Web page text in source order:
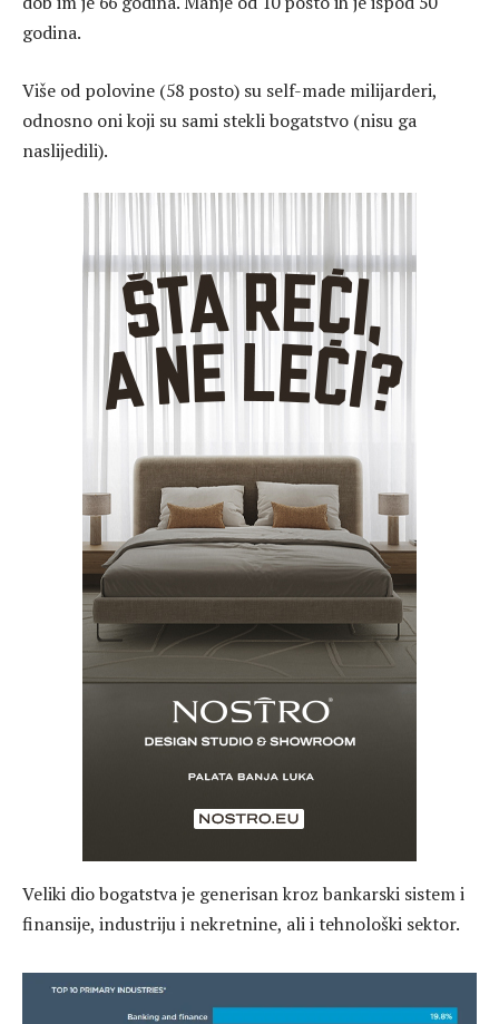
godina.
Više od polovine (58 posto) su self-made milijarderi,
odnosno oni koji su sami stekli bogatstvo (nisu ga
naslijedili).
Veliki dio bogatstva je generisan kroz bankarski sistem i
finansije, industriju i nekretnine, ali i tehnološki sektor.